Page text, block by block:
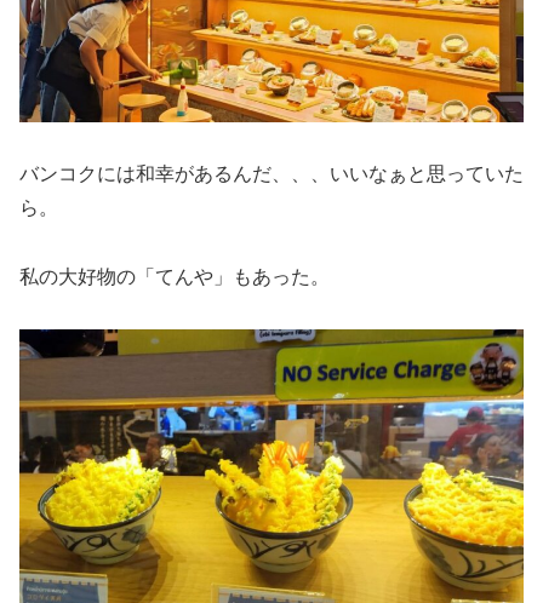
バンコクには和幸があるんだ、、、いいなぁと思っていた
ら。
私の大好物の「てんや」もあった。